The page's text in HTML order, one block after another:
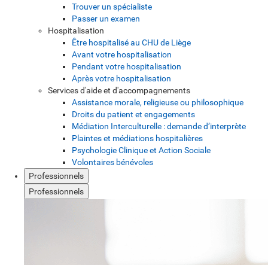
Trouver un spécialiste
Passer un examen
Hospitalisation
Être hospitalisé au CHU de Liège
Avant votre hospitalisation
Pendant votre hospitalisation
Après votre hospitalisation
Services d'aide et d'accompagnements
Assistance morale, religieuse ou philosophique
Droits du patient et engagements
Médiation Interculturelle : demande d’interprète
Plaintes et médiations hospitalières
Psychologie Clinique et Action Sociale
Volontaires bénévoles
Professionnels
Professionnels